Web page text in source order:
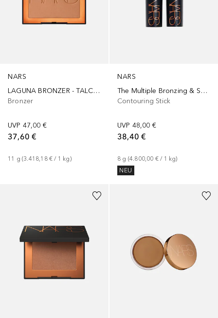
NARS
LAGUNA BRONZER - TALC FREE
Bronzer
UVP 47,00 €
37,60 €
11 g (3.418,18 € / 1 kg)
NARS
The Multiple Bronzing & Sculpting Stick
Contouring Stick
UVP 48,00 €
38,40 €
8 g (4.800,00 € / 1 kg)
NEU